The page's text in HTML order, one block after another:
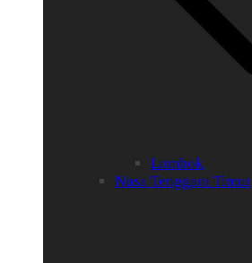
Lombok
Nusa Tenggara Timur